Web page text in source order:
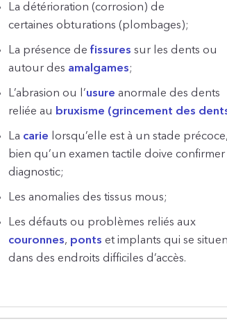
La détérioration (corrosion) de
certaines obturations (plombages);
La présence defissures sur les dents ou
autour des amalgames;
L’abrasion ou l’usure anormale des dents
reliée au bruxisme (grincement des
La carie lorsqu’elle est à un stade précoce,
bien qu’un examen tactile doive confirmer
diagnostic;
Les anomalies des tissus mous;
Les défauts ou problèmes reliés aux
couronnes, ponts et implants qui se
dans des endroits difficiles d’accès.